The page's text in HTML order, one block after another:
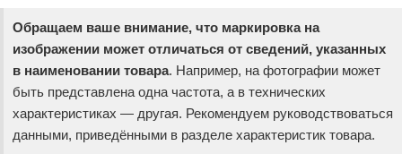
Обращаем ваше внимание, что маркировка на
изображении может отличаться от сведений, указанных
в наименовании товара. Например, на фотографии может
быть представлена одна частота, а в технических
характеристиках — другая. Рекомендуем руководствоваться
данными, приведёнными в разделе характеристик товара.